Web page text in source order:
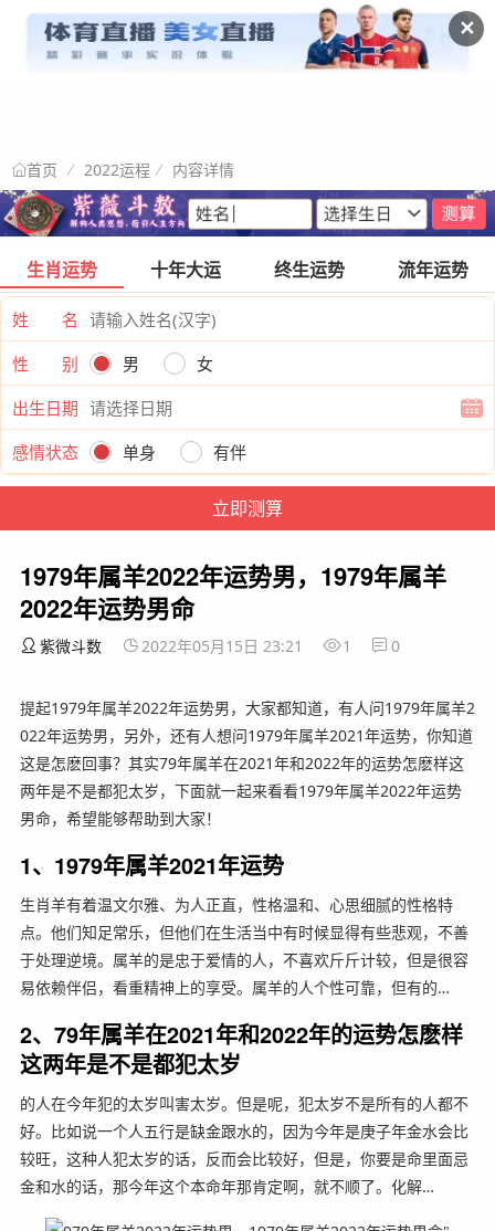
✕
首页 2022运程 内容详情
生肖运势 十年大运 终生运势 流年运势
姓 名
性 别
男
女
出生日期
感情状态
单身 有伴
1979年属羊2022年运势男，1979年属羊
2022年运势男命
紫微斗数 2022年05月15日 23:21 1 0
提起1979年属羊2022年运势男，大家都知道，有人问1979年属羊2
022年运势男，另外，还有人想问1979年属羊2021年运势，你知道
这是怎麽回事？其实79年属羊在2021年和2022年的运势怎麽样这
两年是不是都犯太岁，下面就一起来看看1979年属羊2022年运势
男命，希望能够帮助到大家！
1、1979年属羊2021年运势
生肖羊有着温文尔雅、为人正直，性格温和、心思细腻的性格特
点。他们知足常乐，但他们在生活当中有时候显得有些悲观，不善
于处理逆境。属羊的是忠于爱情的人，不喜欢斤斤计较，但是很容
易依赖伴侣，看重精神上的享受。属羊的人个性可靠，但有的…
2、79年属羊在2021年和2022年的运势怎麽样
这两年是不是都犯太岁
的人在今年犯的太岁叫害太岁。但是呢，犯太岁不是所有的人都不
好。比如说一个人五行是缺金跟水的，因为今年是庚子年金水会比
较旺，这种人犯太岁的话，反而会比较好，但是，你要是命里面忌
金和水的话，那今年这个本命年那肯定啊，就不顺了。化解…